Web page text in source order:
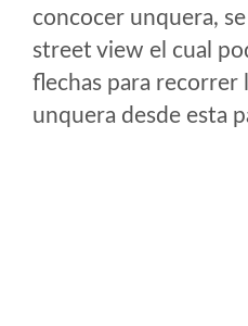
concocer unquera,
street view el cual
flechas para recorrer
unquera desde esta